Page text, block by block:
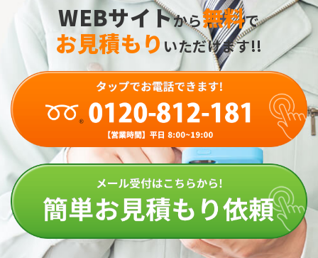
WEBサイトから無料で
お見積もり いただけます!!